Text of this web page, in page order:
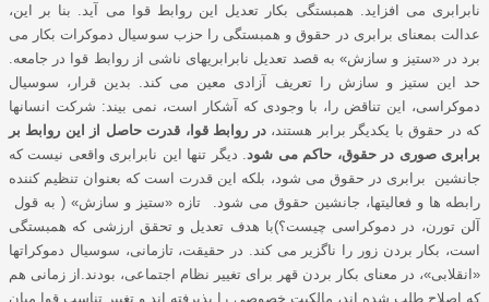
نابرابری می افزاید. همبستگی بکار تعدیل این روابط قوا می آید. بنا بر این،
عدالت بمعنای برابری در حقوق و همبستگی را حزب سوسیال دموکرات بکار می
برد در «ستیز و سازش» به قصد تعدیل نابرابریهای ناشی از روابط قوا در جامعه.
حد این ستیز و سازش را تعریف آزادی معین می کند. بدین قرار، سوسیال
دموکراسی، این تناقض را، با وجودی که آشکار است، نمی بیند: شرکت انسانها
که در حقوق با یکدیگر برابر هستند،در روابط قوا، قدرت حاصل از این روابط بر
برابری صوری در حقوق، حاکم می شود. دیگر تنها این نابرابری واقعی نیست که
جانشین برابری در حقوق می شود، بلکه این قدرت است که بعنوان تنظیم کننده
رابطه ها و فعالیتها، جانشین حقوق می شود. تازه «ستیز و سازش» ( به قول
آلن تورن، در دموکراسی چیست؟)با هدف تعدیل و تحقق ارزشی که همبستگی
است، بکار بردن زور را ناگزیر می کند. در حقیقت، تازمانی، سوسیال دموکراتها
«انقلابی»، در معنای بکار بردن قهر برای تغییر نظام اجتماعی، بودند.از زمانی هم
که اصلاح طلب شده اند، مالکیت خصوصی را پذیرفته اند و تغییر تناسب قوا میان